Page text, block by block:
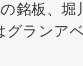
の銘板、
グランア